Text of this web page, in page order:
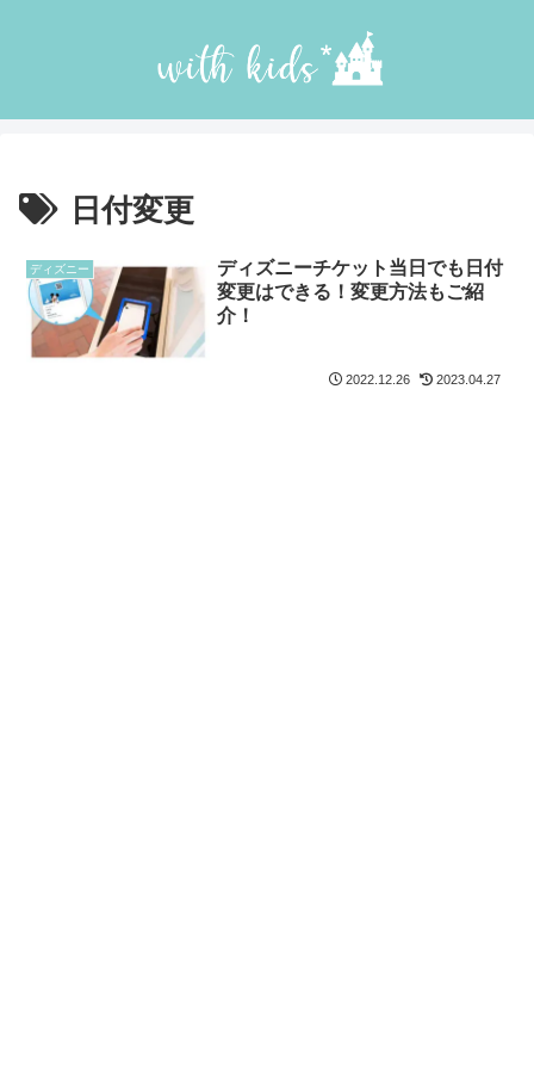
日付変更
ディズニー
ディズニーチケット当日でも日付
変更はできる！変更方法もご紹
介！
2022.12.26 2023.04.27